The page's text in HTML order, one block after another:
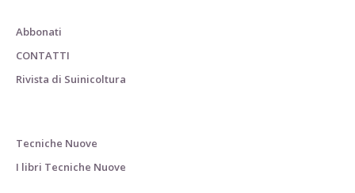
Abbonati
CONTATTI
Rivista di Suinicoltura
Tecniche Nuove
I libri Tecniche Nuove